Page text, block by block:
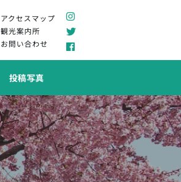
アクセスマップ
観光案内所
お問い合わせ
投稿写真